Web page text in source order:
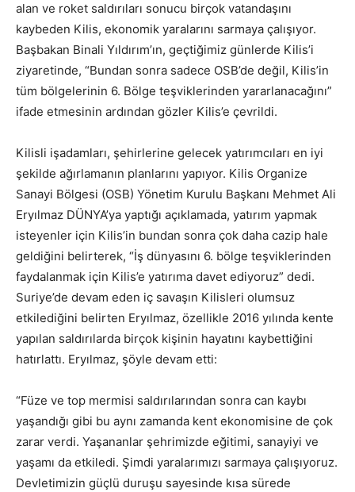
alan ve roket saldırıları sonucu birçok vatandaşını
kaybeden Kilis, ekonomik yaralarını sarmaya çalışıyor.
Başbakan Binali Yıldırım’ın, geçtiğimiz günlerde Kilis’i
ziyaretinde, “Bundan sonra sadece OSB’de değil, Kilis’in
tüm bölgelerinin 6. Bölge teşviklerinden yararlanacağını”
ifade etmesinin ardından gözler Kilis’e çevrildi.
Kilisli işadamları, şehirlerine gelecek yatırımcıları en iyi
şekilde ağırlamanın planlarını yapıyor. Kilis Organize
Sanayi Bölgesi (OSB) Yönetim Kurulu Başkanı Mehmet Ali
Eryılmaz DÜNYA’ya yaptığı açıklamada, yatırım yapmak
isteyenler için Kilis’in bundan sonra çok daha cazip hale
geldiğini belirterek, “İş dünyasını 6. bölge teşviklerinden
faydalanmak için Kilis’e yatırıma davet ediyoruz” dedi.
Suriye’de devam eden iç savaşın Kilisleri olumsuz
etkilediğini belirten Eryılmaz, özellikle 2016 yılında kente
yapılan saldırılarda birçok kişinin hayatını kaybettiğini
hatırlattı. Eryılmaz, şöyle devam etti:
“Füze ve top mermisi saldırılarından sonra can kaybı
yaşandığı gibi bu aynı zamanda kent ekonomisine de çok
zarar verdi. Yaşananlar şehrimizde eğitimi, sanayiyi ve
yaşamı da etkiledi. Şimdi yaralarımızı sarmaya çalışıyoruz.
Devletimizin güçlü duruşu sayesinde kısa sürede